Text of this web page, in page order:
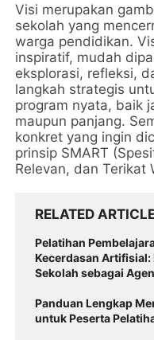
Visi merupakan
sekolah yang
warga pendidikan.
inspiratif, mudah
eksplorasi, refleksi,
langkah strategis
program nyata, baik
maupun panjang.
konkret yang ingin
prinsip SMART
Relevan, dan Terikat
RELATED
Pelatihan
Kecerdasan Artifisial:
Sekolah sebagai
Panduan Lengkap
untuk Peserta